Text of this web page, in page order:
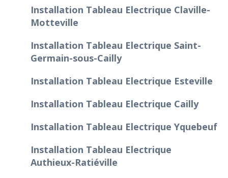
Installation Tableau Electrique Claville-
Motteville
Installation Tableau Electrique Saint-
Germain-sous-Cailly
Installation Tableau Electrique Esteville
Installation Tableau Electrique Cailly
Installation Tableau Electrique Yquebeuf
Installation Tableau Electrique
Authieux-Ratiéville